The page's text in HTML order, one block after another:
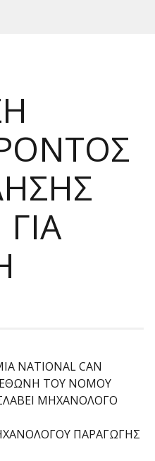
NATIONAL CAN
ΜΕΘΩΝΗ ΤΟΥ ΝΟΜΟΥ
ΜΗΧΑΝΟΛΟΓΟ
ΠΑΡΑΓΩΓΗΣ